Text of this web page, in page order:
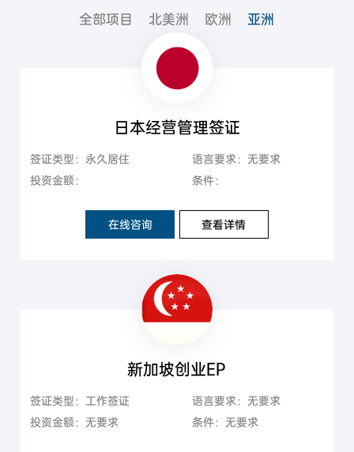
全部项目 北美洲 欧洲 亚洲
日本经营管理签证
签证类型：永久居住
语言要求：无要求
投资金额：
条件：
在线咨询 查看详情
新加坡创业EP
签证类型：工作签证
语言要求：无要求
投资金额：无要求
条件：无要求